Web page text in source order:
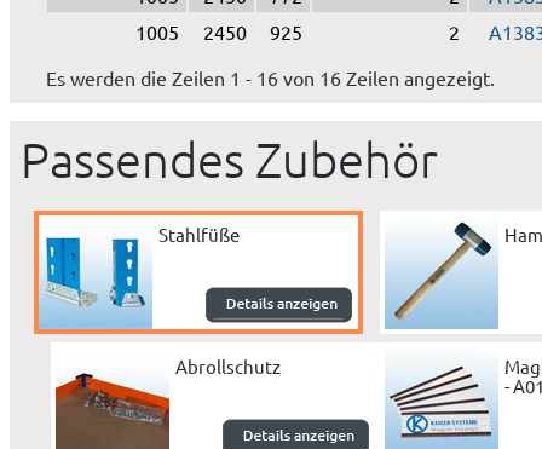
1005
2450 925 2
Es werden die Zeilen 1 - 16 von 16 Zeilen angezeigt.
Passendes Zubehör
Stahlfüße
Abrollschutz
-